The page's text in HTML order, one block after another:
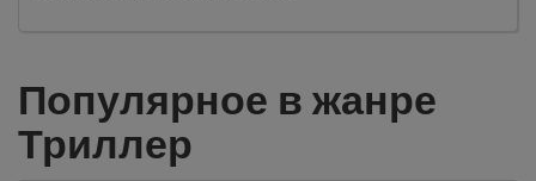
Популярное в жанре
Триллер